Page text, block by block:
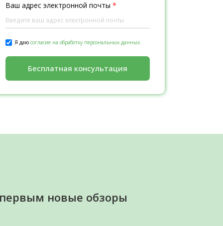
Ваш адрес электронной почты *
Я даю согласие на обработку персональных данных.
Бесплатная консультация
новые обзоры